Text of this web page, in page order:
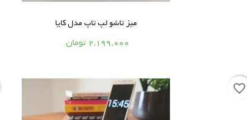
میز تاشو لپ تاپ مدل کایا



2,199,000 تومان
favorite_border